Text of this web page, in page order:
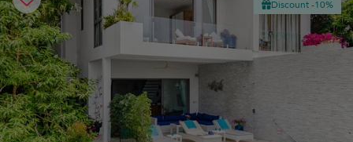
Discount -10%